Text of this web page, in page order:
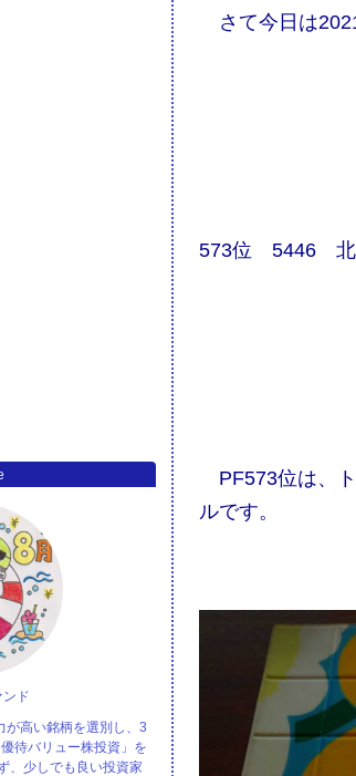
ド
が高い銘柄を選別し、3
待バリュー株投資」を
、少しでも良い投資家
さて今日は
573位 5446 北
PF573位は、
ルです。